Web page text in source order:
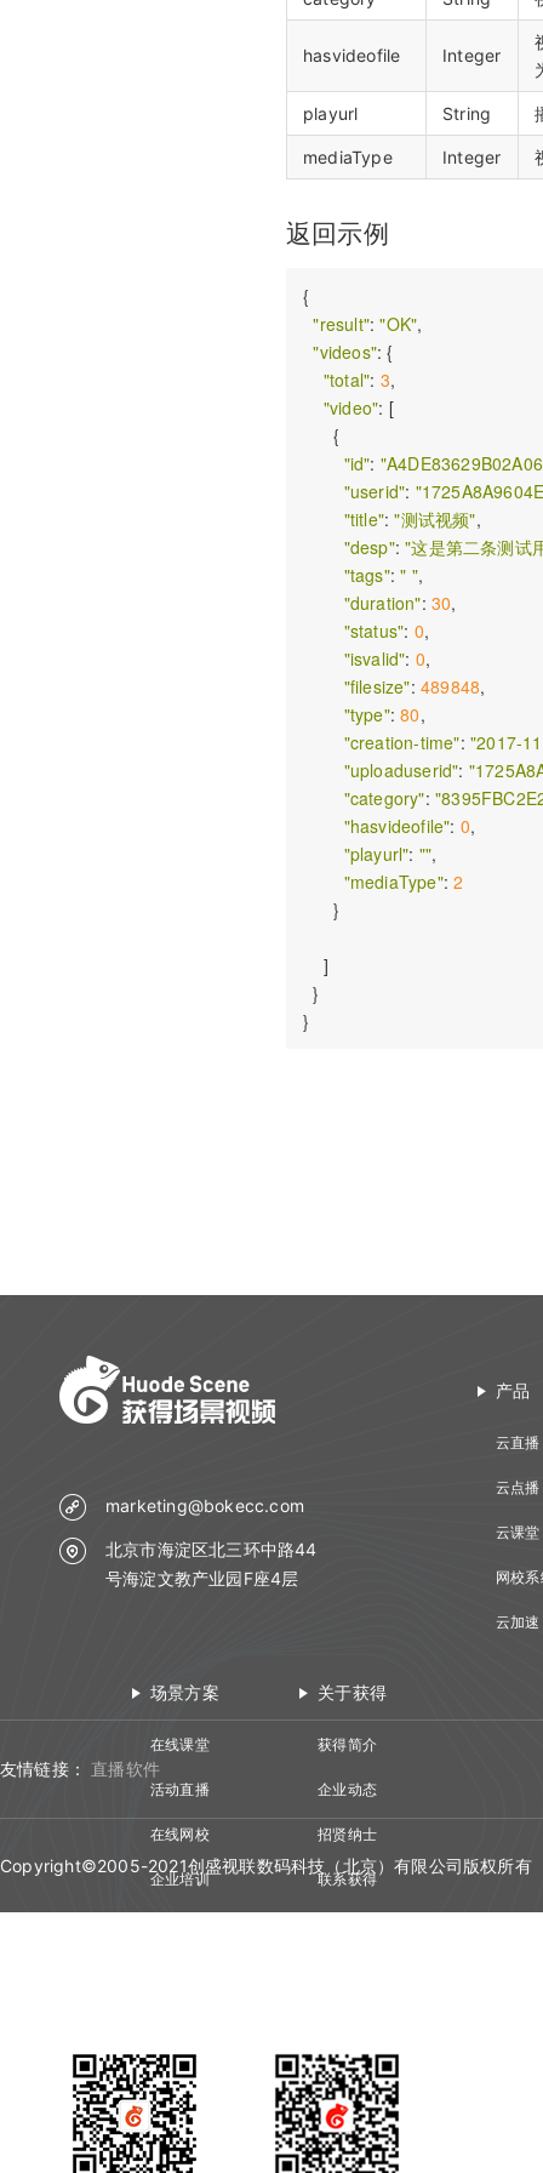
hasvideofile Integer
playurl String
mediaType Integer
返回示例
{
"result": "OK",
"videos": {
"total": 3,
"video": [
      {
"id":
"userid":
"title": "测试视频",
"desp": "这是第二条测试
"tags": " ",
"duration": 30,
"status": 0,
"isvalid": 0,
"filesize": 489848,
"type": 80,
"creation-time": "2017-
"uploaduserid":
"category":
"hasvideofile": 0,
"playurl": "",
"mediaType": 2
      }
    ]
  }
marketing@bokecc.com
北京市海淀区北三环中路44
号海淀文教产业园F座4层
产品
云直播
云点播
云课堂
网校
云加速
场景方案
在线课堂
活动直播
在线网校
企业培训
关于获得
获得简介
企业动态
招贤纳士
联系获得
友情链接： 直播软件
Copyright©2005-2021创盛视联数码科技（北京）有限公司版权所有